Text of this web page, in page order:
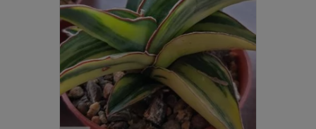
Optionen
können
auf
der
Produktseite
gewählt
werden